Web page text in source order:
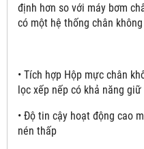
định hơn so với máy bơm
có một hệ thống chân
• Tích hợp Hộp mực chân
lọc xếp nếp có khả năng
• Độ tin cậy hoạt động cao
nén thấp